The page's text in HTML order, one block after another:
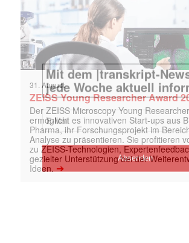
31. August
ZEISS Young Researcher Award
Der ZEISS Microscopy Young
ermöglicht es innovativen Start-ups aus
Pharma, ihr Forschungsprojekt im
Analyse zu präsentieren. Sie profitieren
zu ZEISS-Technologien,
gezielter Unterstützung bei der
Ideen.➔